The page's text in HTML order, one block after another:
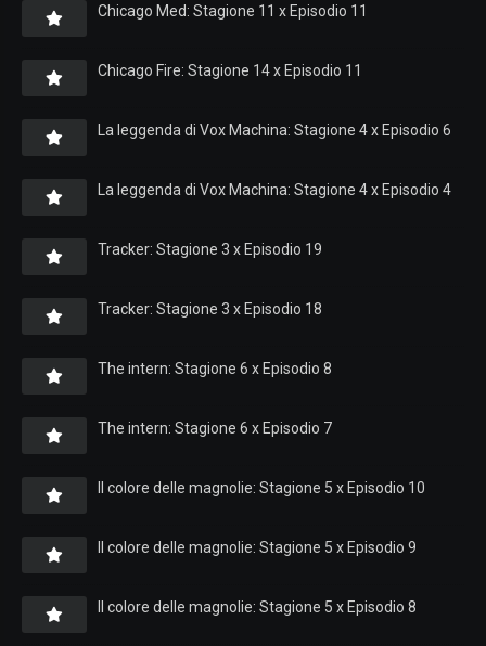
Chicago Med: Stagione 11 x Episodio 11
Chicago Fire: Stagione 14 x Episodio 11
La leggenda di Vox Machina: Stagione 4 x Episodio 6
La leggenda di Vox Machina: Stagione 4 x Episodio 4
Tracker: Stagione 3 x Episodio 19
Tracker: Stagione 3 x Episodio 18
The intern: Stagione 6 x Episodio 8
The intern: Stagione 6 x Episodio 7
Il colore delle magnolie: Stagione 5 x Episodio 10
Il colore delle magnolie: Stagione 5 x Episodio 9
Il colore delle magnolie: Stagione 5 x Episodio 8